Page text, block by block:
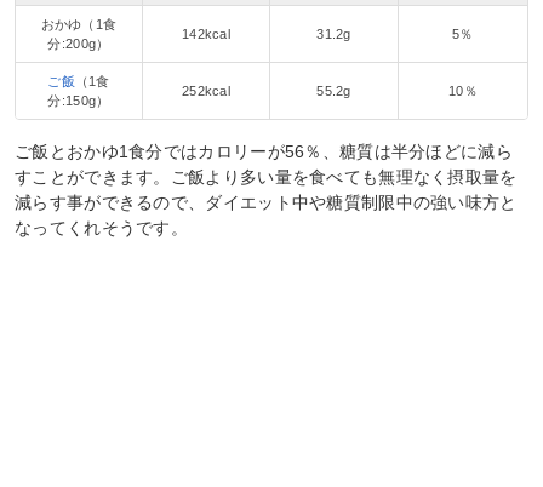
おかゆ（1食
分:200g）
142kcal 31.2g 5％
ご飯 （1食
分:150g）
252kcal 55.2g 10％
ご飯とおかゆ1食分ではカロリーが56％、糖質は半分ほどに減ら
すことができます。ご飯より多い量を食べても無理なく摂取量を
減らす事ができるので、ダイエット中や糖質制限中の強い味方と
なってくれそうです。